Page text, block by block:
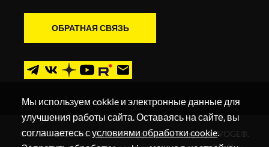
ОБРАТНАЯ СВЯЗЬ
© 2019 - 2026. Мотоциклы, квадроциклы и скутеры VOGE®.
Мы используем cokkie и электронные данные для
улучшения работы сайта. Оставаясь на сайте, вы
соглашаетесь сусловиями обработки cookie.